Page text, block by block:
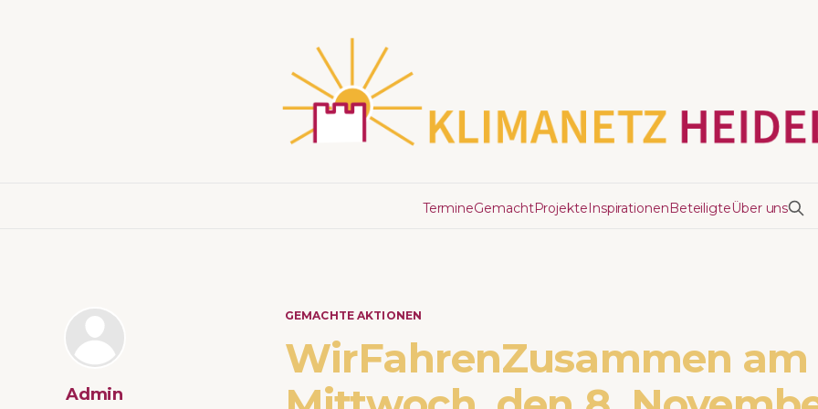
TermineGemachtProjekteInspirationenBeteiligteÜber uns
GEMACHTE AKTIONEN
WirFahrenZusammen am
Admin